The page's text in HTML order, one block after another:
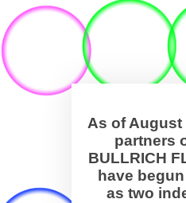
As of August
partners
BULLRICH
have
as two